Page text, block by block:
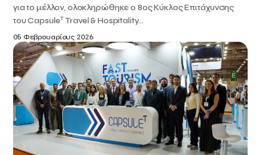
για το μέλλον, ολοκληρώθηκε ο 8ος Κύκλος Επιτάχυνσης
του CapsuleTTravel & Hospitality...
05 Φεβρουαρίους 2026